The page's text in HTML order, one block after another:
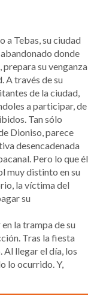
a Tebas, su ciudad
donde
prepara su venganza
A través de su
de la ciudad,
a participar, de
Tan sólo
Dioniso, parece
desencadenada
Pero lo que él
muy distinto en su
la víctima del
su
la trampa de su
Tras la fiesta
Al llegar el día, los
lo ocurrido. Y,